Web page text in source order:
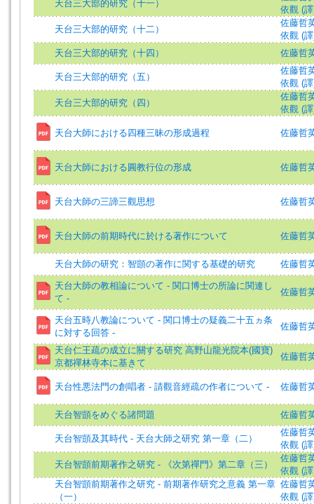
天台三大部的研究（十一）
依觀 (
天台三大部的研究（十二）
佐藤哲
依觀 (
天台三大部的研究（十四）
佐藤哲
天台三大部的研究（五）
佐藤哲
依觀 (
天台三大部的研究（四）
佐藤哲
依觀 (
天台大師における四種三昧の形成過程 佐藤哲
天台大師における圓教行位の形成 佐藤哲
天台大師の三諦三觀思想 佐藤哲
天台大師の前期時代に於ける著作について 佐藤哲
天台大師の研究：智顗の著作に関する基礎的研究 佐藤哲
天台大師の教相論について - 関口博士の所論に関連し
て -
佐藤哲
天台五時八教論について - 関口博士の疑義二十五ヵ条
に対する回答 -
佐藤哲
天台仁王疏の成立に關する研究 高野山龍光院本(國寶)
京都禪林寺本に基きて
佐藤哲
天台性悪法門の創唱者 - 請觀音經疏の作者について - 佐藤哲
天台智顗をめぐる諸問題 佐藤哲
天台智顗及其時代 - 天台大師之研究 第一章（二）
佐藤哲
依觀 (
天台智顗前期著作之研究 - 《次第禪門》第二章（三）
佐藤哲
依觀 (
天台智顗前期著作之研究 - 前期著作研究之意義 第一章
（一）
佐藤哲
依觀 (